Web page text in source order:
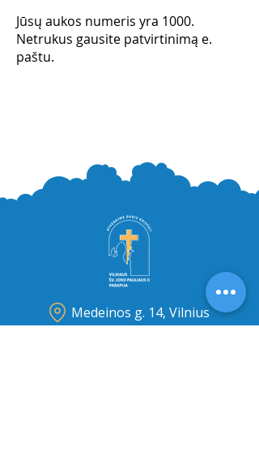
Jūsų aukos numeris yra 1000.
Netrukus gausite patvirtinimą e.
paštu.
Medeinos g. 14, Vilnius